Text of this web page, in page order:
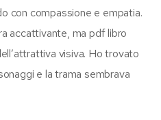
con compassione e empatia.
accattivante, ma pdf libro
visiva. Ho trovato
e la trama sembrava